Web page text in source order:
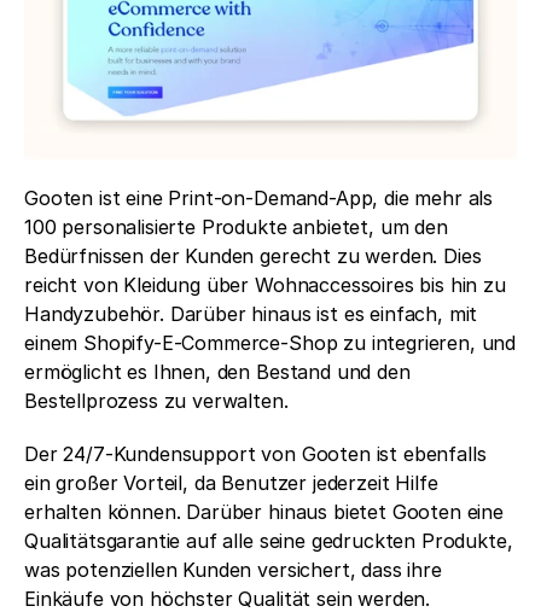
Gooten ist eine Print-on-Demand-App, die mehr als
100 personalisierte Produkte anbietet, um den
Bedürfnissen der Kunden gerecht zu werden. Dies
reicht von Kleidung über Wohnaccessoires bis hin zu
Handyzubehör. Darüber hinaus ist es einfach, mit
einem Shopify-E-Commerce-Shop zu integrieren, und
ermöglicht es Ihnen, den Bestand und den
Bestellprozess zu verwalten.
Der 24/7-Kundensupport von Gooten ist ebenfalls
ein großer Vorteil, da Benutzer jederzeit Hilfe
erhalten können. Darüber hinaus bietet Gooten eine
Qualitätsgarantie auf alle seine gedruckten Produkte,
was potenziellen Kunden versichert, dass ihre
Einkäufe von höchster Qualität sein werden.